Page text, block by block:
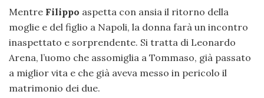
Mentre Filippo aspetta con ansia il ritorno della
moglie e del figlio a Napoli, la donna farà un incontro
inaspettato e sorprendente. Si tratta di Leonardo
Arena, l’uomo che assomiglia a Tommaso, già passato
a miglior vita e che già aveva messo in pericolo il
matrimonio dei due.